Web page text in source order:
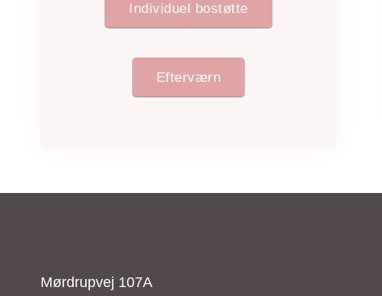
Individuel bostøtte
Efterværn
Mørdrupvej 107A